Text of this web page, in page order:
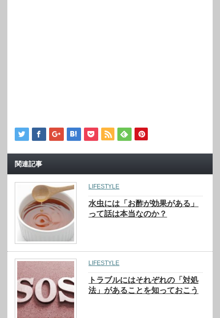
関連記事
LIFESTYLE
水虫には「お酢が効果がある」
って話は本当なのか？
LIFESTYLE
トラブルにはそれぞれの「対処
法」があることを知っておこう